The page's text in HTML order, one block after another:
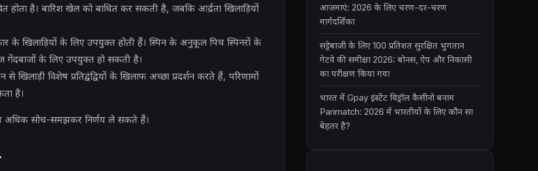
होता है। बारिश खेल को बाधित कर सकती है, जबकि आर्द्रता खिलाड़ियों
खिलाड़ियों के लिए उपयुक्त होती हैं। स्पिन के अनुकूल पिच स्पिनरों के
के लिए उपयुक्त हो सकती है।
खिलाड़ी विशेष प्रतिद्वंद्वियों के खिलाफ अच्छा प्रदर्शन करते हैं, परिणामों
है।
अधिक सोच-समझकर निर्णय ले सकते हैं।
आजमाएं: 2026 के लिए चरण-दर-चरण
मार्गदर्शिका
सट्टेबाजी के लिए 100 प्रतिशत सुरक्षित भुगतान
गेटवे की समीक्षा 2026: बोनस, ऐप और निकासी
का परीक्षण किया गया
भारत में Gpay इंस्टेंट विड्रॉल कैसीनो बनाम
Parimatch: 2026 में भारतीयों के लिए कौन सा
बेहतर है?